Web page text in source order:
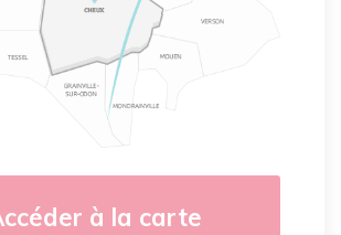
à la carte